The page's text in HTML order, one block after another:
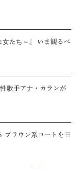
女たち～』 いま観るべ
歌手アナ・カランが
ブラウン系コートを日